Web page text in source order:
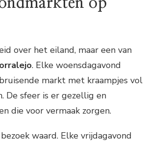
over het eiland, maar een van
. Elke woensdagavond
markt met kraampjes vol
De sfeer is er gezellig en
die voor vermaak zorgen.
waard. Elke vrijdagavond